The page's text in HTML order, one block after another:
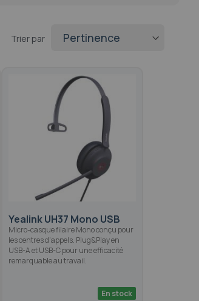
Trier par
Yealink UH37 Mono USB
Micro-casque filaire Mono conçu pour
les centres d'appels. Plug&Play en
USB-A et USB-C pour une efficacité
remarquable au travail.
En stock